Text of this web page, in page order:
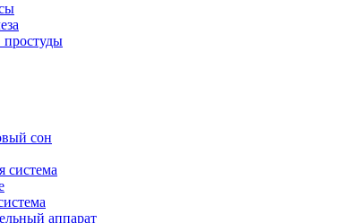
простуды
сон
система
аппарат